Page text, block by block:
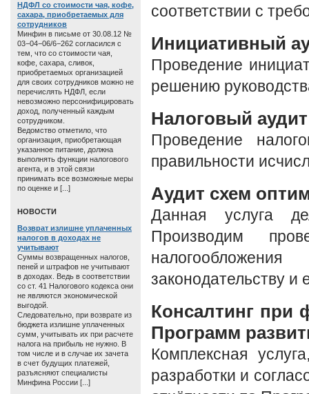
соответствии с
Инициативный
Проведение
решению
Налоговый аудит
Проведение
правильности
Аудит схем
Данная услуга
Производим
законодательству
Консалтинг
Программ
Комплексная
разработки и
НДФЛ со стоимости чая, кофе,
сахара, приобретаемых для
сотрудников
Минфин в письме от 30.08.12 №
03−04−06/6−262 согласился с
тем, что со стоимости чая,
кофе, сахара, сливок,
приобретаемых организацией
для своих сотрудников можно не
перечислять НДФЛ, если
невозможно персонифицировать
доход, полученный каждым
сотрудником.
Ведомство отметило, что
организация, приобретающая
указанное питание, должна
выполнять функции налогового
агента, и в этой связи
принимать все возможные меры
по оценке и [...]
HОВОСТИ
Возврат излишне уплаченных
налогов в доходах не
учитывают
Суммы возвращенных налогов,
пеней и штрафов не учитывают
в доходах. Ведь в соответствии
со ст. 41 Налогового кодекса они
не являются экономической
выгодой.
Следовательно, при возврате из
бюджета излишне уплаченных
сумм, учитывать их при расчете
налога на прибыль не нужно. В
том числе и в случае их зачета
в счет будущих платежей,
разъясняют специалисты
Минфина России [...]